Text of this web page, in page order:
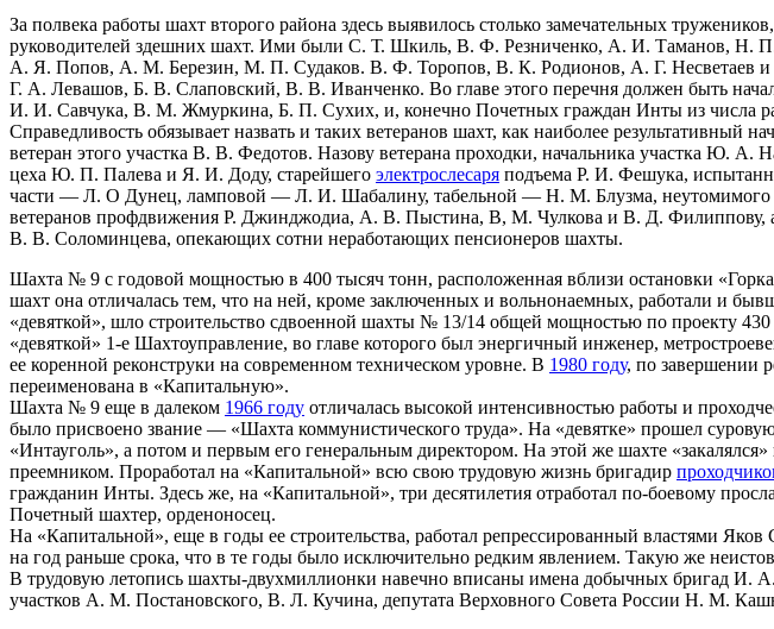
За полвека работы шахт второго района здесь выявилось столько замечательных
руководителей здешних шахт. Ими были С. Т. Шкиль, В. Ф. Резниченко, А. И. Таманов,
А. Я. Попов, А. М. Березин, М. П. Судаков. В. Ф. Торопов, В. К. Родионов, А. Г. Несветаев
Г. А. Левашов, Б. В. Слаповский, В. В. Иванченко. Во главе этого перечня должен быть
И. И. Савчука, В. М. Жмуркина, Б. П. Сухих, и, конечно Почетных граждан Инты из
Справедливость обязывает назвать и таких ветеранов шахт, как наиболее
ветеран этого участка В. В. Федотов. Назову ветерана проходки, начальника участка Ю.
цеха Ю. П. Палева и Я. И. Доду, старейшего электрослесаря подъема Р. И. Фешука,
части — Л. О Дунец, ламповой — Л. И. Шабалину, табельной — Н. М. Блузма, неутомимого
ветеранов профдвижения Р. Джинджодиа, А. В. Пыстина, В, М. Чулкова и В. Д. Филиппову,
В. В. Соломинцева, опекающих сотни неработающих пенсионеров шахты.
Шахта № 9 с годовой мощностью в 400 тысяч тонн, расположенная вблизи остановки
шахт она отличалась тем, что на ней, кроме заключенных и вольнонаемных, работали и
«девяткой», шло строительство сдвоенной шахты № 13/14 общей мощностью по проекту
«девяткой» 1-е Шахтоуправление, во главе которого был энергичный инженер,
ее коренной реконструки на современном техническом уровне. В 1980 году, по завершении
переименована в «Капитальную».
Шахта № 9 еще в далеком 1966 году отличалась высокой интенсивностью работы и
было присвоено звание — «Шахта коммунистического труда». На «девятке» прошел
«Интауголь», а потом и первым его генеральным директором. На этой же шахте
преемником. Проработал на «Капитальной» всю свою трудовую жизнь бригадир
гражданин Инты. Здесь же, на «Капитальной», три десятилетия отработал по-боевому
Почетный шахтер, орденоносец.
На «Капитальной», еще в годы ее строительства, работал репрессированный властями
на год раньше срока, что в те годы было исключительно редким явлением. Такую же
В трудовую летопись шахты-двухмиллионки навечно вписаны имена добычных бригад И.
участков А. М. Постановского, В. Л. Кучина, депутата Верховного Совета России Н. М.